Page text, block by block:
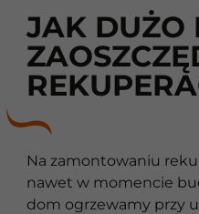
JAK DUŻO
Na zamontowaniu
nawet w momencie
dom ogrzewamy przy